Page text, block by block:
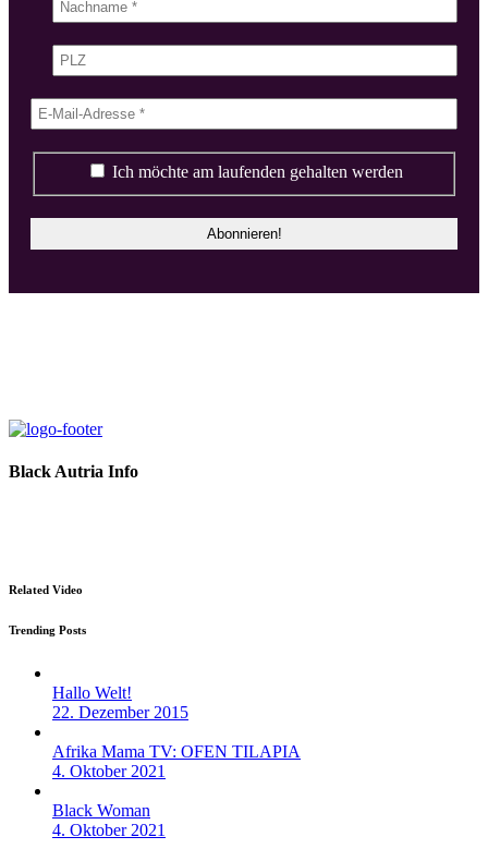
Ich möchte am laufenden gehalten werden
Black Autria Info
Related Video
Trending Posts
Hallo Welt!
22. Dezember 2015
Afrika Mama TV: OFEN TILAPIA
4. Oktober 2021
Black Woman
4. Oktober 2021